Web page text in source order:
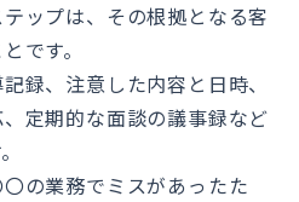
ップは、その根拠となる客
です。
録、注意した内容と日時、
定期的な面談の議事録など
の業務でミスがあったた